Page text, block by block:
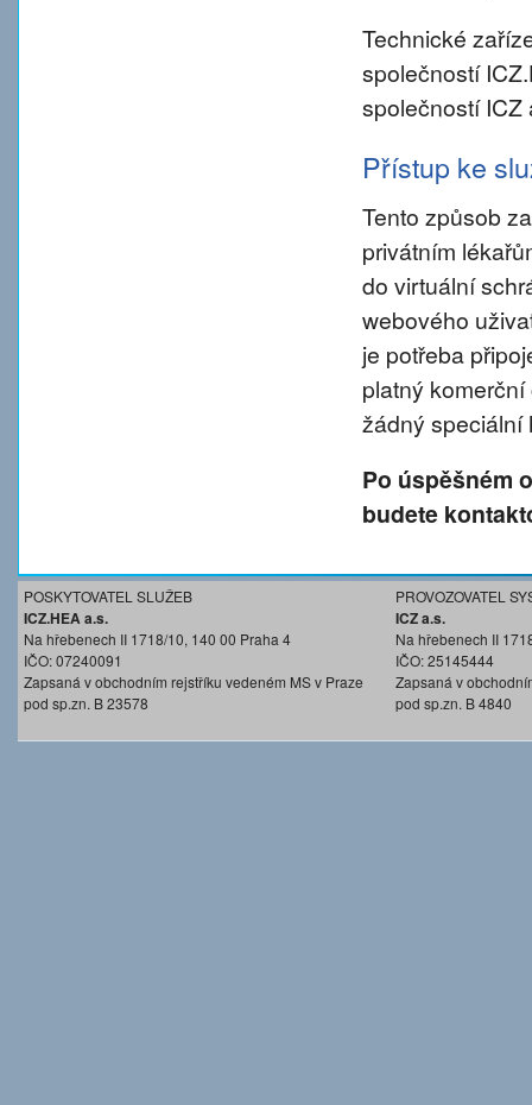
Technické
společností
společností ICZ
Přístup ke
Tento způsob
privátním
do virtuální
webového
je potřeba
platný
žádný speciální
Po úspěšném
budete
POSKYTOVATEL SLUŽEB
ICZ.HEA a.s.
Na hřebenech II 1718/10, 140 00 Praha 4
IČO: 07240091
Zapsaná v obchodním rejstříku vedeném MS v Praze
pod sp.zn. B 23578
PROVOZOVATEL
ICZ a.s.
Na hřebenech II
IČO: 25145444
Zapsaná v
pod sp.zn. B 4840